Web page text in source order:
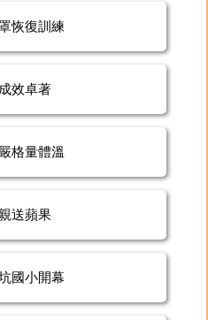
恢復訓練
效卓著
格量體溫
送蘋果
國小開幕